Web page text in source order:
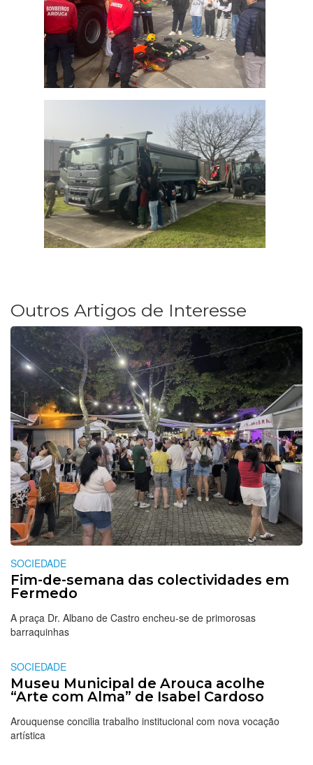
Outros Artigos de Interesse
SOCIEDADE
Fim-de-semana das colectividades em
Fermedo
A praça Dr. Albano de Castro encheu-se de primorosas
barraquinhas
SOCIEDADE
Museu Municipal de Arouca acolhe
“Arte com Alma” de Isabel Cardoso
Arouquense concilia trabalho institucional com nova vocação
artística